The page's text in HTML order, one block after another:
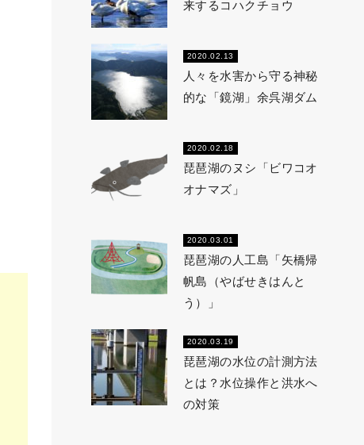
来するコハクチョウ
2020.02.13
人々を水害から守る神秘
的な「鏡湖」余呉湖ダム
2020.02.18
琵琶湖のヌシ「ビワコオ
オナマズ」
2020.03.01
琵琶湖の人工島「矢橋帰
帆島（やばせきはんと
う）」
2020.03.19
琵琶湖の水位の計測方法
とは？水位操作と洪水へ
の対策